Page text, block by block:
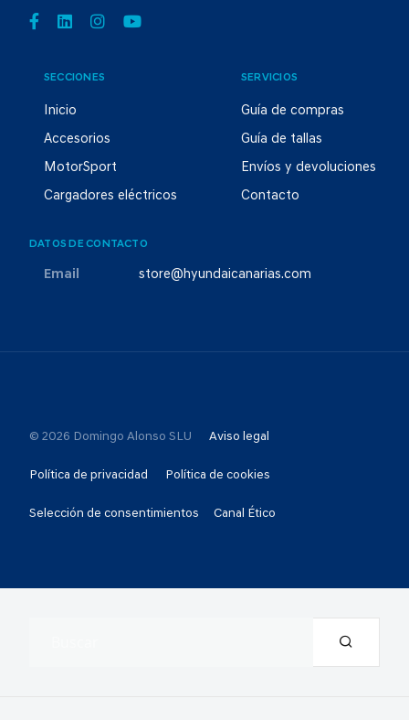
SECCIONES
Inicio
Accesorios
MotorSport
Cargadores eléctricos
SERVICIOS
Guía de compras
Guía de tallas
Envíos y devoluciones
Contacto
DATOS DE CONTACTO
Email store@hyundaicanarias.com
© 2026 Domingo Alonso SLU Aviso legal
Política de privacidad Política de cookies
Selección de consentimientos Canal Ético